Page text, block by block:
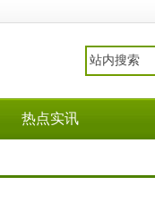
热点实讯